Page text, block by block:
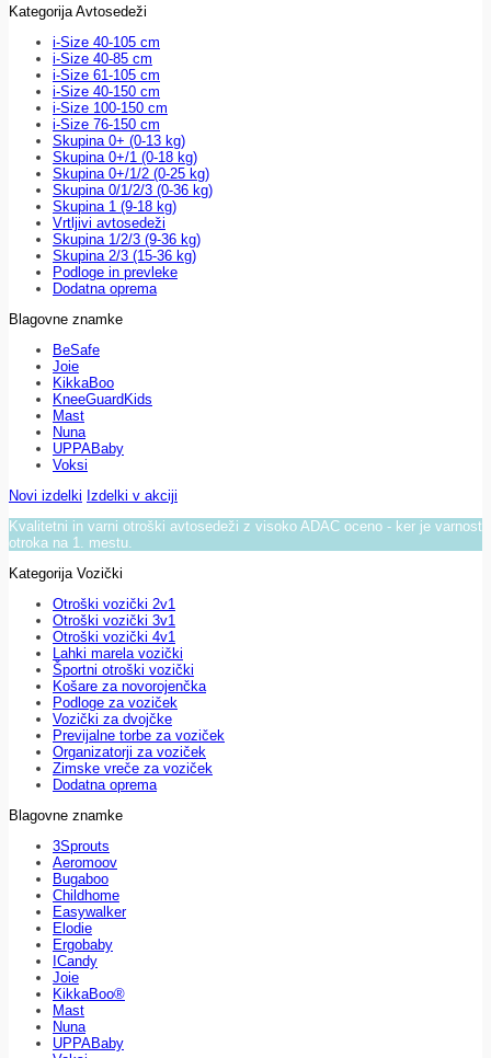
Kategorija Avtosedeži
i-Size 40-105 cm
i-Size 40-85 cm
i-Size 61-105 cm
i-Size 40-150 cm
i-Size 100-150 cm
i-Size 76-150 cm
Skupina 0+ (0-13 kg)
Skupina 0+/1 (0-18 kg)
Skupina 0+/1/2 (0-25 kg)
Skupina 0/1/2/3 (0-36 kg)
Skupina 1 (9-18 kg)
Vrtljivi avtosedeži
Skupina 1/2/3 (9-36 kg)
Skupina 2/3 (15-36 kg)
Podloge in prevleke
Dodatna oprema
Blagovne znamke
BeSafe
Joie
KikkaBoo
KneeGuardKids
Mast
Nuna
UPPABaby
Voksi
Novi izdelki Izdelki v akciji
Kvalitetni in varni otroški avtosedeži z visoko ADAC oceno - ker je varnost
otroka na 1. mestu.
Kategorija Vozički
Otroški vozički 2v1
Otroški vozički 3v1
Otroški vozički 4v1
Lahki marela vozički
Športni otroški vozički
Košare za novorojenčka
Podloge za voziček
Vozički za dvojčke
Previjalne torbe za voziček
Organizatorji za voziček
Zimske vreče za voziček
Dodatna oprema
Blagovne znamke
3Sprouts
Aeromoov
Bugaboo
Childhome
Easywalker
Elodie
Ergobaby
ICandy
Joie
KikkaBoo®
Mast
Nuna
UPPABaby